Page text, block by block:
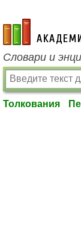
academic.ru
Словари и
Толкования